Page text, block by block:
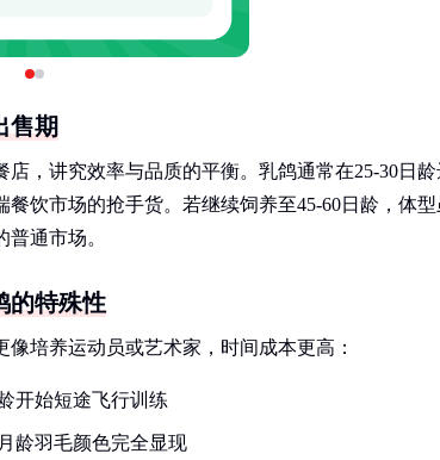
售期
店，讲究效率与品质的平衡。乳鸽通常在25-30日
餐饮市场的抢手货。若继续饲养至45-60日龄，体
通市场。
的特殊性
像培养运动员或艺术家，时间成本更高：
开始短途飞行训练
月龄羽毛颜色完全显现